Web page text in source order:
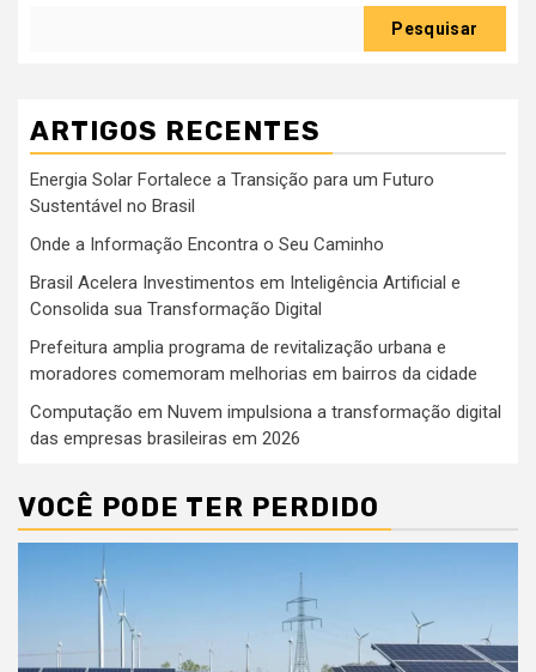
Pesquisar
ARTIGOS RECENTES
Energia Solar Fortalece a Transição para um Futuro
Sustentável no Brasil
Onde a Informação Encontra o Seu Caminho
Brasil Acelera Investimentos em Inteligência Artificial e
Consolida sua Transformação Digital
Prefeitura amplia programa de revitalização urbana e
moradores comemoram melhorias em bairros da cidade
Computação em Nuvem impulsiona a transformação digital
das empresas brasileiras em 2026
VOCÊ PODE TER PERDIDO